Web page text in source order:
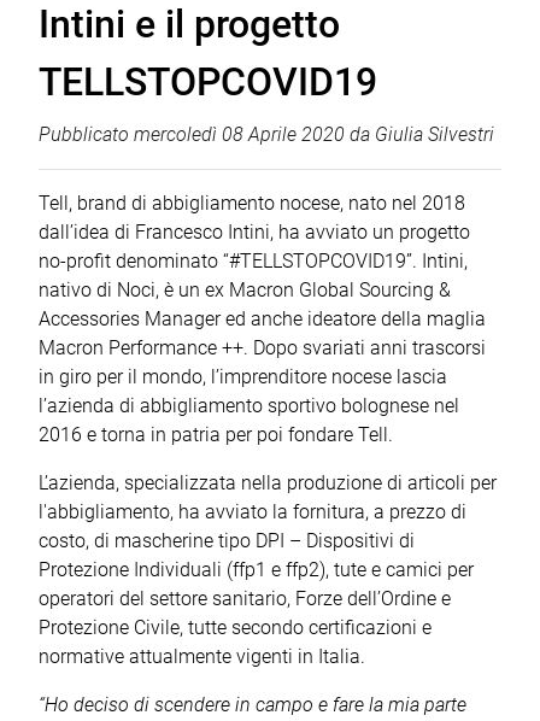
Intini e il progetto
TELLSTOPCOVID19
Pubblicato mercoledì 08 Aprile 2020 da Giulia Silvestri
Tell, brand di abbigliamento nocese, nato nel 2018
dall’idea di Francesco Intini, ha avviato un progetto
no-profit denominato “#TELLSTOPCOVID19”. Intini,
nativo di Noci, è un ex Macron Global Sourcing &
Accessories Manager ed anche ideatore della maglia
Macron Performance ++. Dopo svariati anni trascorsi
in giro per il mondo, l’imprenditore nocese lascia
l’azienda di abbigliamento sportivo bolognese nel
2016 e torna in patria per poi fondare Tell.
L’azienda, specializzata nella produzione di articoli per
l'abbigliamento, ha avviato la fornitura, a prezzo di
costo, di mascherine tipo DPI – Dispositivi di
Protezione Individuali (ffp1 e ffp2), tute e camici per
operatori del settore sanitario, Forze dell’Ordine e
Protezione Civile, tutte secondo certificazioni e
normative attualmente vigenti in Italia.
“Ho deciso di scendere in campo e fare la mia parte